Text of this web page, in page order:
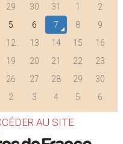
29 30 31 1
2
5 6 7 8
9
12 13 14 15
16
19 20 21 22
23
26 27 28 29
30
2 3 4 5 6
AU SITE